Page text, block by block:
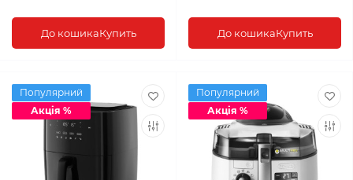
До кошикаКупить До кошикаКупить
Популярний
Акція %
Популярний
Акція %